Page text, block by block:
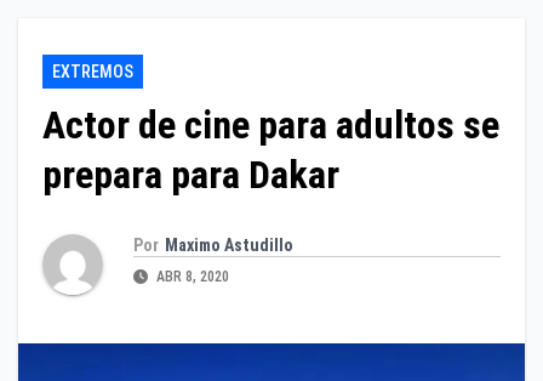
EXTREMOS
Actor de cine para adultos se
prepara para Dakar
Por Maximo Astudillo
ABR 8, 2020